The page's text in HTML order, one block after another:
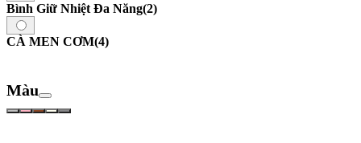
Bình Giữ Nhiệt Đa Năng(2)
CÀ MEN CƠM(4)
Màu